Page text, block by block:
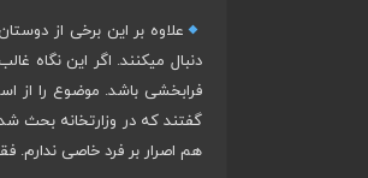
علاوه بر این برخی از
دنبال میکنند. اگر این نگاه
فرابخشی باشد. موضوع را از
گفتند که در وزارتخانه بحث
هم اصرار بر فرد خاصی ندارم.